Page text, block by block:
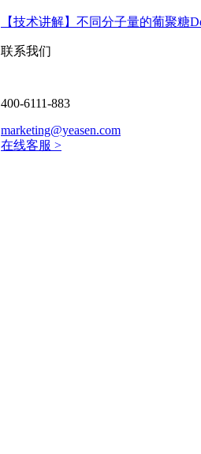
【技术讲解】 不同分子量的葡聚糖
联系我们
400-6111-883
marketing@yeasen.com
在线客服 >